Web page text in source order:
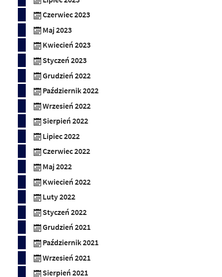
Czerwiec 2023
Maj 2023
Kwiecień 2023
Styczeń 2023
Grudzień 2022
Październik 2022
Wrzesień 2022
Sierpień 2022
Lipiec 2022
Czerwiec 2022
Maj 2022
Kwiecień 2022
Luty 2022
Styczeń 2022
Grudzień 2021
Październik 2021
Wrzesień 2021
Sierpień 2021